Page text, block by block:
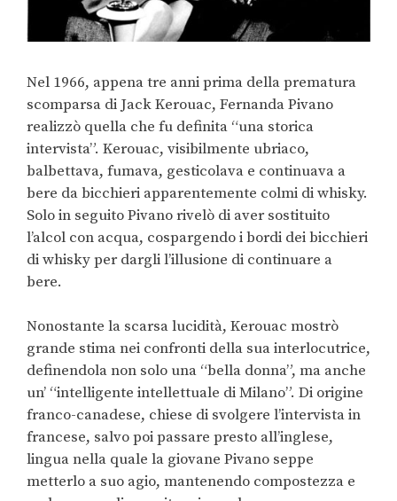
Nel 1966, appena tre anni prima della prematura
scomparsa di Jack Kerouac, Fernanda Pivano
realizzò quella che fu definita “una storica
intervista”. Kerouac, visibilmente ubriaco,
balbettava, fumava, gesticolava e continuava a
bere da bicchieri apparentemente colmi di whisky.
Solo in seguito Pivano rivelò di aver sostituito
l’alcol con acqua, cospargendo i bordi dei bicchieri
di whisky per dargli l’illusione di continuare a
bere.
Nonostante la scarsa lucidità, Kerouac mostrò
grande stima nei confronti della sua interlocutrice,
definendola non solo una “bella donna”, ma anche
un’ “intelligente intellettuale di Milano”. Di origine
franco-canadese, chiese di svolgere l’intervista in
francese, salvo poi passare presto all’inglese,
lingua nella quale la giovane Pivano seppe
metterlo a suo agio, mantenendo compostezza e